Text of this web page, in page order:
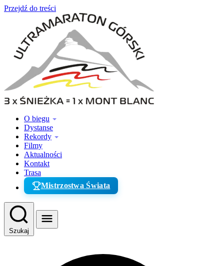
Przejdź do treści
O biegu
Dystanse
Rekordy
Filmy
Aktualności
Kontakt
Trasa
Mistrzostwa Świata
Szukaj